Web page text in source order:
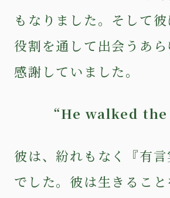
もなりました。そして
役割を通して出会うあ
感謝していました。
“He walked
彼は、紛れもなく『有
でした。彼は生きるこ